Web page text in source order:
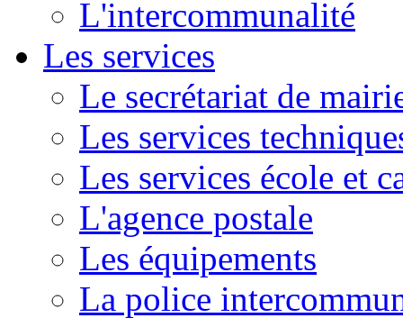
L'intercommunalité
Les services
Le secrétariat de
Les services
Les services école et
L'agence postale
Les équipements
La police